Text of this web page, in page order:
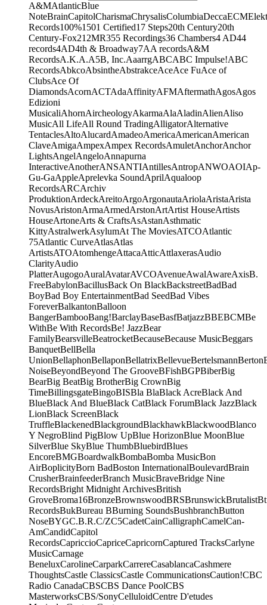
A&MAtlanticBlue
NoteBrainCapitolCharismaChrysalisColumbiaDeccaECM
Records100%1501 Certified17 Steps20th Century20th
Century-Fox21 2MR355 Recordings36 Chambers4 AD44
records4AD4th & Broadway7AA recordsA&M
RecordsA.K.A.A5B, Inc.AaarrgABCABC Impulse!ABC
RecordsAbkcoAbsintheAbstrakceAceAce FuAce of
ClubsAce Of
DiamondsAcornACTAdaAffinityAFMAftermathAgosAgos
Edizioni
MusicaliAhornAircheologyAkarmaAlaAladinAlienAliso
MusicAll LifeAll Round TradingAlligatorAlternative
TentaclesAltoAlucardAmadeoAmericaAmericanAmerican
ClaveAmigaAmpexAmpex RecordsAmuletAnchorAnchor
LightsAngelAngeloAnnapurna
InteractiveAnotherANSANTIAntillesAntropANWOAOIAp-
Gu-GaAppleAprelevka SoundAprilAqualoop
RecordsARCArchiv
ProduktionArdeckAreitoArgoArgonautaAriolaAristaArista
NovusAristonArmaArmedArstonArtArtist HouseArtists
HouseArtoneArts & CraftsAsAstanAsthmatic
KittyAstralwerkAsylumAt The MoviesATCOAtlantic
75Atlantic CurveAtlasAtlas
ArtistsATOAtomhengeAttacaAtticAttlaxerasAudio
ClarityAudio
PlatterAugogoAuralAvatarAVCOAvenueAwalAwareAxisB.
FreeBabylonBacillusBack On BlackBackstreetBadBad
BoyBad Boy EntertainmentBad SeedBad Vibes
ForeverBalkantonBalloon
BangerBambooBang!BarclayBaseBasfBatjazzBBEBCMBe
WithBe With RecordsBe! JazzBear
FamilyBearsvilleBeatrocketBecauseBecause MusicBeggars
BanquetBellBella
UnionBellaphonBellaponBellatrixBellevueBertelsmannBerton
NoiseBeyondBeyond The GrooveBFishBGPBiberBig
BearBig BeatBig BrotherBig CrownBig
TimeBillingsgateBingoBISBla BlaBlack AcreBlack And
BlueBlack And BlueBlack CatBlack ForumBlack JazzBlack
LionBlack ScreenBlack
TruffleBlackenedBlackgroundBlackhawkBlackwoodBlanco
Y NegroBlind PigBlow UpBlue HorizonBlue MoonBlue
SilverBlue SkyBlue ThumbBluebirdBlues
EncoreBMGBoardwalkBombaBomba MusicBon
AirBoplicityBorn BadBoston InternationalBoulevardBrain
CrusherBrainfeederBranch MusicBraveBridge Nine
RecordsBright Midnight ArchivesBritish
GroveBroma16BronzeBrownswoodBRSBrunswickBrutalist
RecordsBukBureau BBurning SoundsBushbranchButton
NoseBYGC.B.R.C/ZC5CadetCainCalligraphCamelCan-
AmCandidCapitol
RecordsCapriccioCapriceCapricornCaptured TracksCarlyne
MusicCarnage
BeneluxCarolineCarparkCarrereCasablancaCashmere
ThoughtsCastle ClassicsCastle CommunicationsCaution!CBC
Radio CanadaCBSCBS Dance PoolCBS
MasterworksCBS/SonyCelluloidCentre D'etudes